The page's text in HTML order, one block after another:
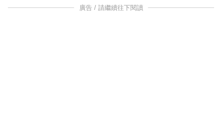
廣告 / 請繼續往下閱讀